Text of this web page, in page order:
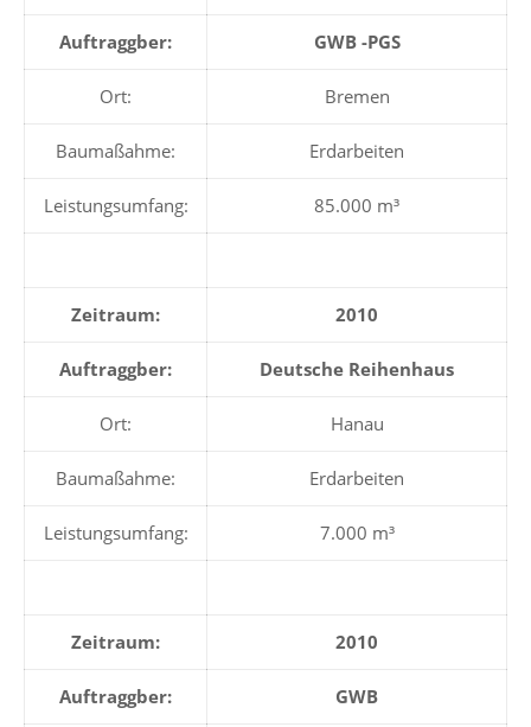
Auftraggber: GWB -PGS
Ort: Bremen
Baumaßahme: Erdarbeiten
Leistungsumfang: 85.000 m³
Zeitraum: 2010
Auftraggber: Deutsche Reihenhaus
Ort: Hanau
Baumaßahme: Erdarbeiten
Leistungsumfang: 7.000 m³
Zeitraum: 2010
Auftraggber: GWB